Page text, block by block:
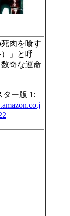
死肉を喰す
」と呼
奇な運命
ター版 1: